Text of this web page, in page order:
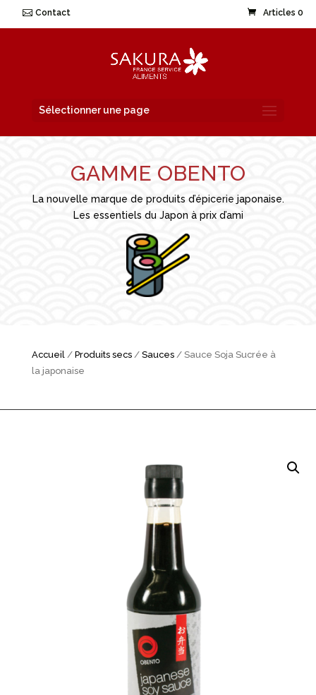
Contact Articles 0
Sélectionner une page
GAMME OBENTO
La nouvelle marque de produits d’épicerie japonaise.
Les essentiels du Japon à prix d’ami
Accueil/ Produits secs/ Sauces/ Sauce Soja Sucrée à
la japonaise